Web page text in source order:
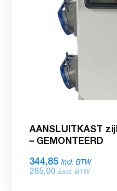
AANSLUITKAST
– GEMONTEERD
344,85 Incl. BTW
285,00 Excl. BTW